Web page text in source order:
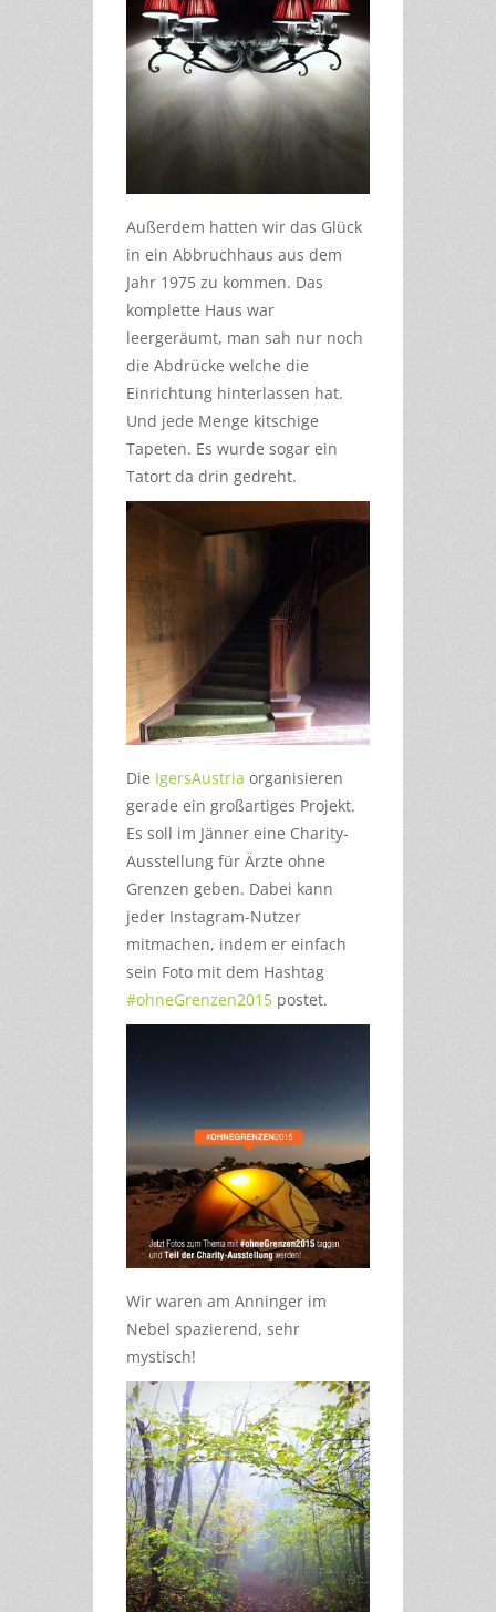
Außerdem hatten wir das Glück
in ein Abbruchhaus aus dem
Jahr 1975 zu kommen. Das
komplette Haus war
leergeräumt, man sah nur noch
die Abdrücke welche die
Einrichtung hinterlassen hat.
Und jede Menge kitschige
Tapeten. Es wurde sogar ein
Tatort da drin gedreht.
Die IgersAustria organisieren
gerade ein großartiges Projekt.
Es soll im Jänner eine Charity-
Ausstellung für Ärzte ohne
Grenzen geben. Dabei kann
jeder Instagram-Nutzer
mitmachen, indem er einfach
sein Foto mit dem Hashtag
#ohneGrenzen2015 postet.
Wir waren am Anninger im
Nebel spazierend, sehr
mystisch!